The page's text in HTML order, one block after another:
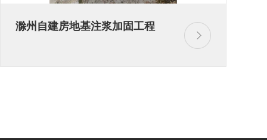
滁州自建房地基注浆加固工程